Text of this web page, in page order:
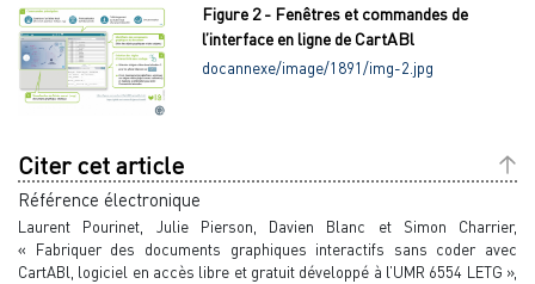
Figure 2 - Fenêtres et commandes de
l’interface en ligne de CartABl
docannexe/image/1891/img-2.jpg
Citer cet article
Référence électronique
Laurent Pourinet Julie Pierson Davien Blanc et Simon Charrier,
« Fabriquer des documents graphiques interactifs sans coder avec
CartABl, logiciel en accès libre et gratuit développé à l’UMR 6554 LETG »,